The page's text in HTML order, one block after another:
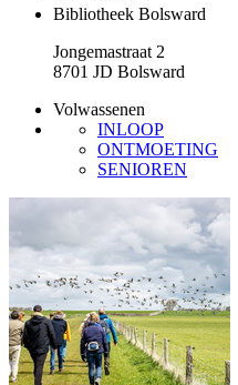
Bibliotheek Bolsward
Jongemastraat 2
8701 JD Bolsward
Volwassenen
INLOOP
ONTMOETING
SENIOREN